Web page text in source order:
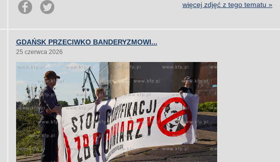
więcej zdjęć z tego tematu »
GDAŃSK PRZECIWKO BANDERYZMOWI...
25 czerwca 2026